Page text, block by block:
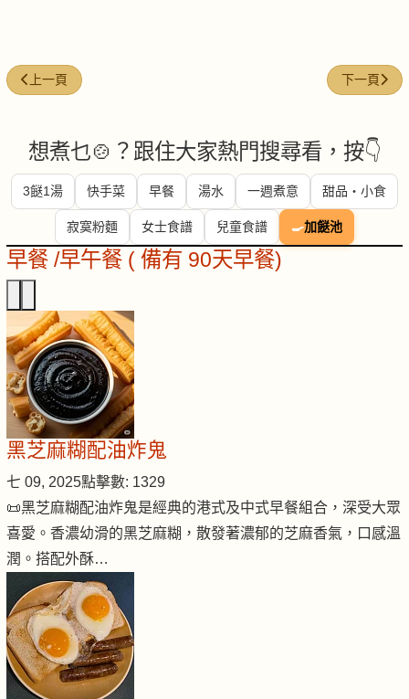
上一篇文章: 椒絲腐乳通菜
上一頁 下一篇文章
下一頁
想煮乜🍲？跟住大家熱門搜尋看，按👇
3餸1湯 快手菜 早餐 湯水 一週煮意 甜品・小食
寂寞粉麵 女士食譜 兒童食譜 🍳加餸池
早餐 /早午餐 ( 備有 90天早餐)
黑芝麻糊配油炸鬼
七 09, 2025點擊數: 1329
📜黑芝麻糊配油炸鬼是經典的港式及中式早餐組合，深受大眾
喜愛。香濃幼滑的黑芝麻糊，散發著濃郁的芝麻香氣，口感溫
潤。搭配外酥…